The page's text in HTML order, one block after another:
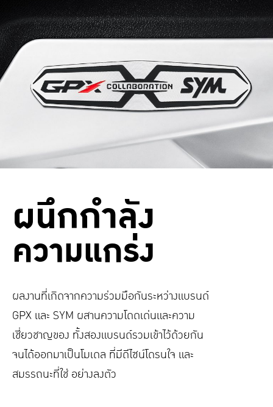
ผนึกกำลัง
ความแกร่ง
ผลงานท่ีเกิดจากความร่วมมือกันระหว่างแบรนด์
GPX และ SYM ผสานความโดดเด่นและความ
เช่ียวชาญของ ท้ังสองแบรนด์รวมเข้าไว้ด้วยกัน
จนได้ออกมาเป็นโมเดล ที่มีดีไซน์โดรนใจ และ
สมรรถนะที่ใช่ อย่างลงตัว